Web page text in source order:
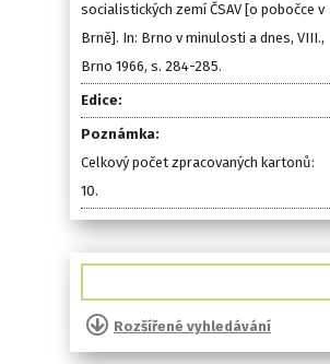
socialistických zemí ČSAV [o pobočce v
Brně]. In: Brno v minulosti a dnes, VIII.,
Brno 1966, s. 284-285.
Edice:
Poznámka:
Celkový počet zpracovaných kartonů:
10.
Rozšířené vyhledávání